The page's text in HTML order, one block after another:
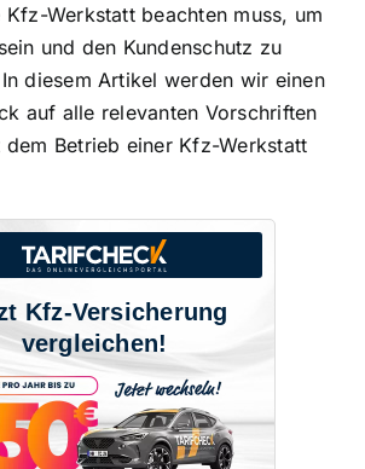
Werkstatt beachten muss, um
und den Kundenschutz zu
diesem Artikel werden wir einen
auf alle relevanten Vorschriften
Betrieb einer Kfz-Werkstatt
Kfz-Versicherung
vergleichen!